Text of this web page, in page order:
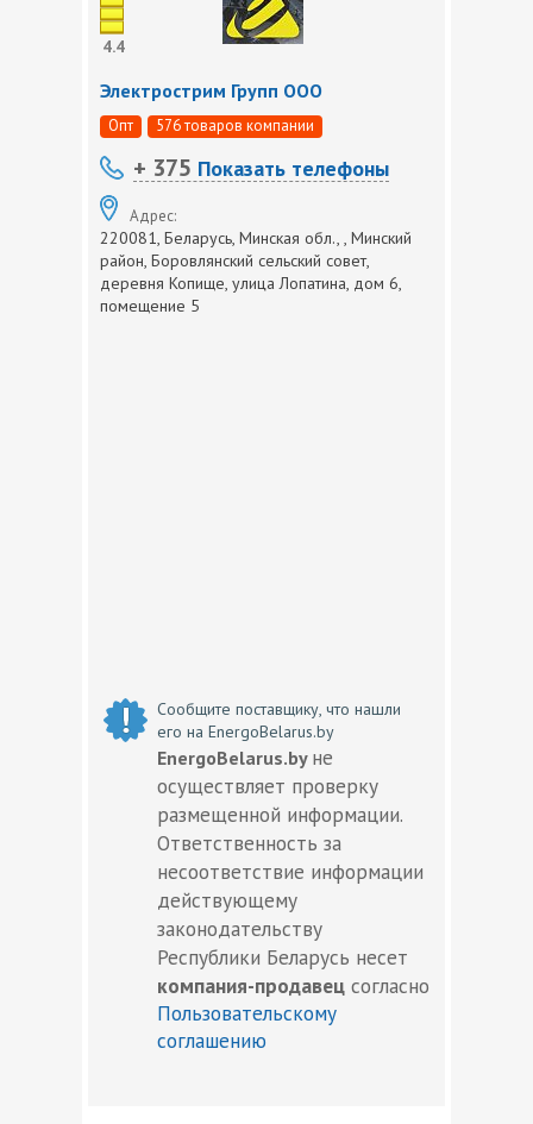
4.4
Электрострим Групп ООО
Опт 576 товаров компании
+ 375 Показать телефоны
Адрес:
220081, Беларусь, Минская обл., , Минский
район, Боровлянский сельский совет,
деревня Копище, улица Лопатина, дом 6,
помещение 5
Сообщите поставщику, что нашли
его на EnergoBelarus.by
EnergoBelarus.by не
осуществляет проверку
размещенной информации.
Ответственность за
несоответствие информации
действующему
законодательству
Республики Беларусь несет
компания-продавец согласно
Пользовательскому
соглашению